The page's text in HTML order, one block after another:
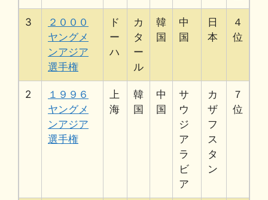
3
２０００
ヤングメ
ンアジア
選手権
ド
ー
ハ
カ
タ
ー
ル
韓
国
中
国
日
本
４
位
2
１９９６
ヤングメ
ンアジア
選手権
上
海
韓
国
中
国
サ
ウ
ジ
ア
ラ
ビ
ア
カ
ザ
フ
ス
タ
ン
７
位